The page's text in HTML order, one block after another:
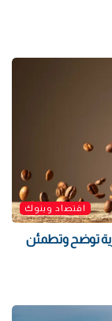
اقتصاد وبنوك
توضح وتطمئن